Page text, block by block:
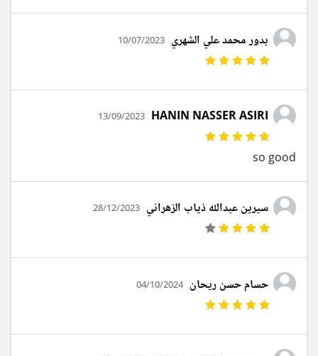
بدور محمد علي الشهري 10/07/2023
HANIN NASSER ASIRI
13/09/2023
so good
سيرين عبدالله ذياب الزهراني 28/12/2023
حسام حسن ريحان 04/10/2024